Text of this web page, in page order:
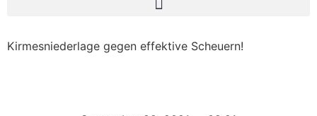
Kirmesniederlage gegen effektive Scheuern!